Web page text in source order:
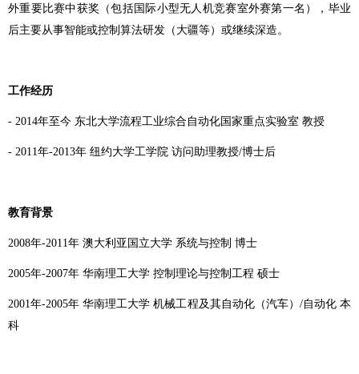
外重要比赛中获奖（包括国际小型无人机竞赛室外赛第一名），毕业
后主要从事智能或控制算法研发（大疆等）或继续深造。
工作经历
- 2014年至今 东北大学流程工业综合自动化国家重点实验室 教授
- 2011年-2013年 纽约大学工学院 访问助理教授/博士后
教育背景
2008年-2011年 澳大利亚国立大学 系统与控制 博士
2005年-2007年 华南理工大学 控制理论与控制工程 硕士
2001年-2005年 华南理工大学 机械工程及其自动化（汽车）/自动化 本
科